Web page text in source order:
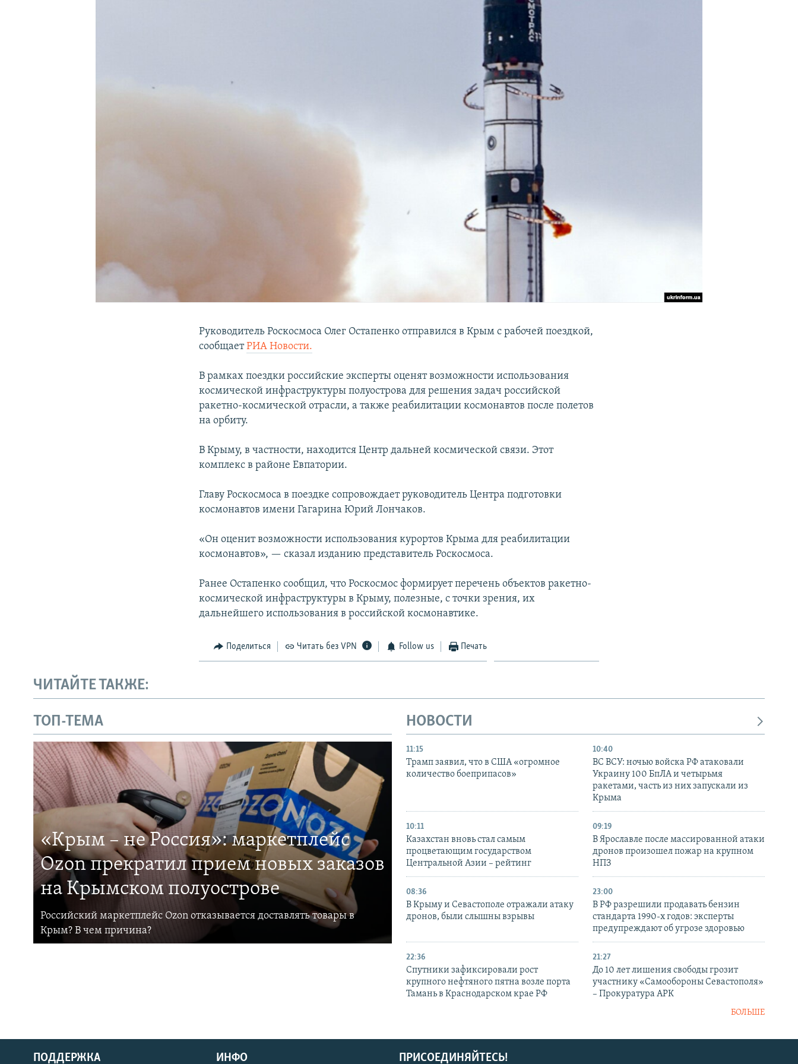
Руководитель Роскосмоса Олег Остапенко отправился в Крым с рабочей поездкой,
сообщаетРИА Новости.
В рамках поездки российские эксперты оценят возможности использования
космической инфраструктуры полуострова для решения задач российской
ракетно-космической отрасли, а также реабилитации космонавтов после полетов
на орбиту.
В Крыму, в частности, находится Центр дальней космической связи. Этот
комплекс в районе Евпатории.
Главу Роскосмоса в поездке сопровождает руководитель Центра подготовки
космонавтов имени Гагарина Юрий Лончаков.
«Он оценит возможности использования курортов Крыма для реабилитации
космонавтов», — сказал изданию представитель Роскосмоса.
Ранее Остапенко сообщил, что Роскосмос формирует перечень объектов ракетно-
космической инфраструктуры в Крыму, полезные, с точки зрения, их
дальнейшего использования в российской космонавтике.
Поделиться Читать без VPN Follow us Печать
ЧИТАЙТЕ ТАКЖЕ:
ТОП-ТЕМА
«Крым – не Россия»: маркетплейс
Ozon прекратил прием новых заказов
на Крымском полуострове
Российский маркетплейс Ozon отказывается доставлять товары в
Крым? В чем причина?
НОВОСТИ
11:15
Трамп заявил, что в США «огромное
количество боеприпасов»
10:40
ВС ВСУ: ночью войска РФ атаковали
Украину 100 БпЛА и четырьмя
ракетами, часть из них запускали из
Крыма
10:11
Казахстан вновь стал самым
процветающим государством
Центральной Азии – рейтинг
09:19
В Ярославле после массированной атаки
дронов произошел пожар на крупном
НПЗ
08:36
В Крыму и Севастополе отражали атаку
дронов, были слышны взрывы
23:00
В РФ разрешили продавать бензин
стандарта 1990-х годов: эксперты
предупреждают об угрозе здоровью
22:36
Спутники зафиксировали рост
крупного нефтяного пятна возле порта
Тамань в Краснодарском крае РФ
21:27
До 10 лет лишения свободы грозит
участнику «Самообороны Севастополя»
– Прокуратура АРК
БОЛЬШЕ
ПРИСОЕДИНЯЙТЕСЬ!
ПОДДЕРЖКА ИНФО